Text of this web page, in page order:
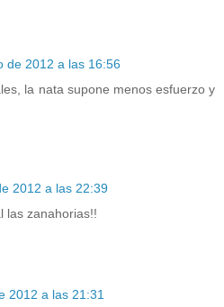
de 2012 a las 16:56
la nata supone menos esfuerzo y
2012 a las 22:39
las zanahorias!!
2012 a las 21:31